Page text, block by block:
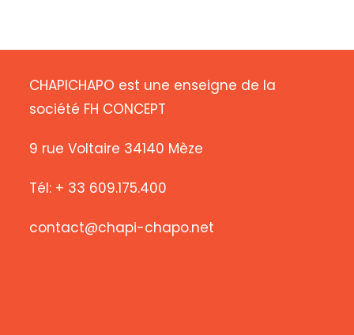
CHAPICHAPO est une enseigne de la
société FH CONCEPT
9 rue Voltaire 34140 Mèze
Tél: + 33 609.175.400
contact@chapi-chapo.net